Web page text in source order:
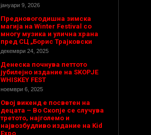
јануари 9, 2026
Предновогодишнa зимска
магија на Winter Festival со
многу музика и улична храна
пред СЦ „Борис Трајковски
декември 24, 2025
Денеска почнува петтото
јубилејно издание на SKOPJE
WHISKEY FEST
ноември 6, 2025
Овој викенд е посветен на
децата – Во Скопје се случува
третото, најголемо и
највозбудливо издание на Kid
Expo